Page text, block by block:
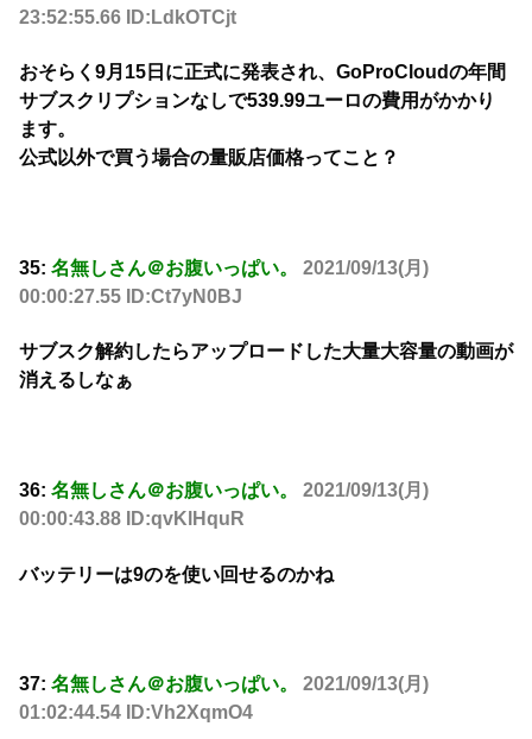
23:52:55.66 ID:LdkOTCjt
おそらく9月15日に正式に発表され、GoProCloudの年間
サブスクリプションなしで539.99ユーロの費用がかかり
ます。
公式以外で買う場合の量販店価格ってこと？
35: 名無しさん＠お腹いっぱい。
2021/09/13(月)
00:00:27.55 ID:Ct7yN0BJ
サブスク解約したらアップロードした大量大容量の動画が
消えるしなぁ
36: 名無しさん＠お腹いっぱい。
2021/09/13(月)
00:00:43.88 ID:qvKlHquR
バッテリーは9のを使い回せるのかね
37: 名無しさん＠お腹いっぱい。
2021/09/13(月)
01:02:44.54 ID:Vh2XqmO4